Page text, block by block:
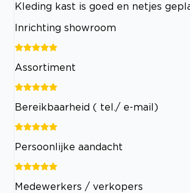
Kleding kast is goed en netjes
Inrichting showroom
Assortiment
Bereikbaarheid ( tel./ e-mail)
Persoonlijke aandacht
Medewerkers / verkopers